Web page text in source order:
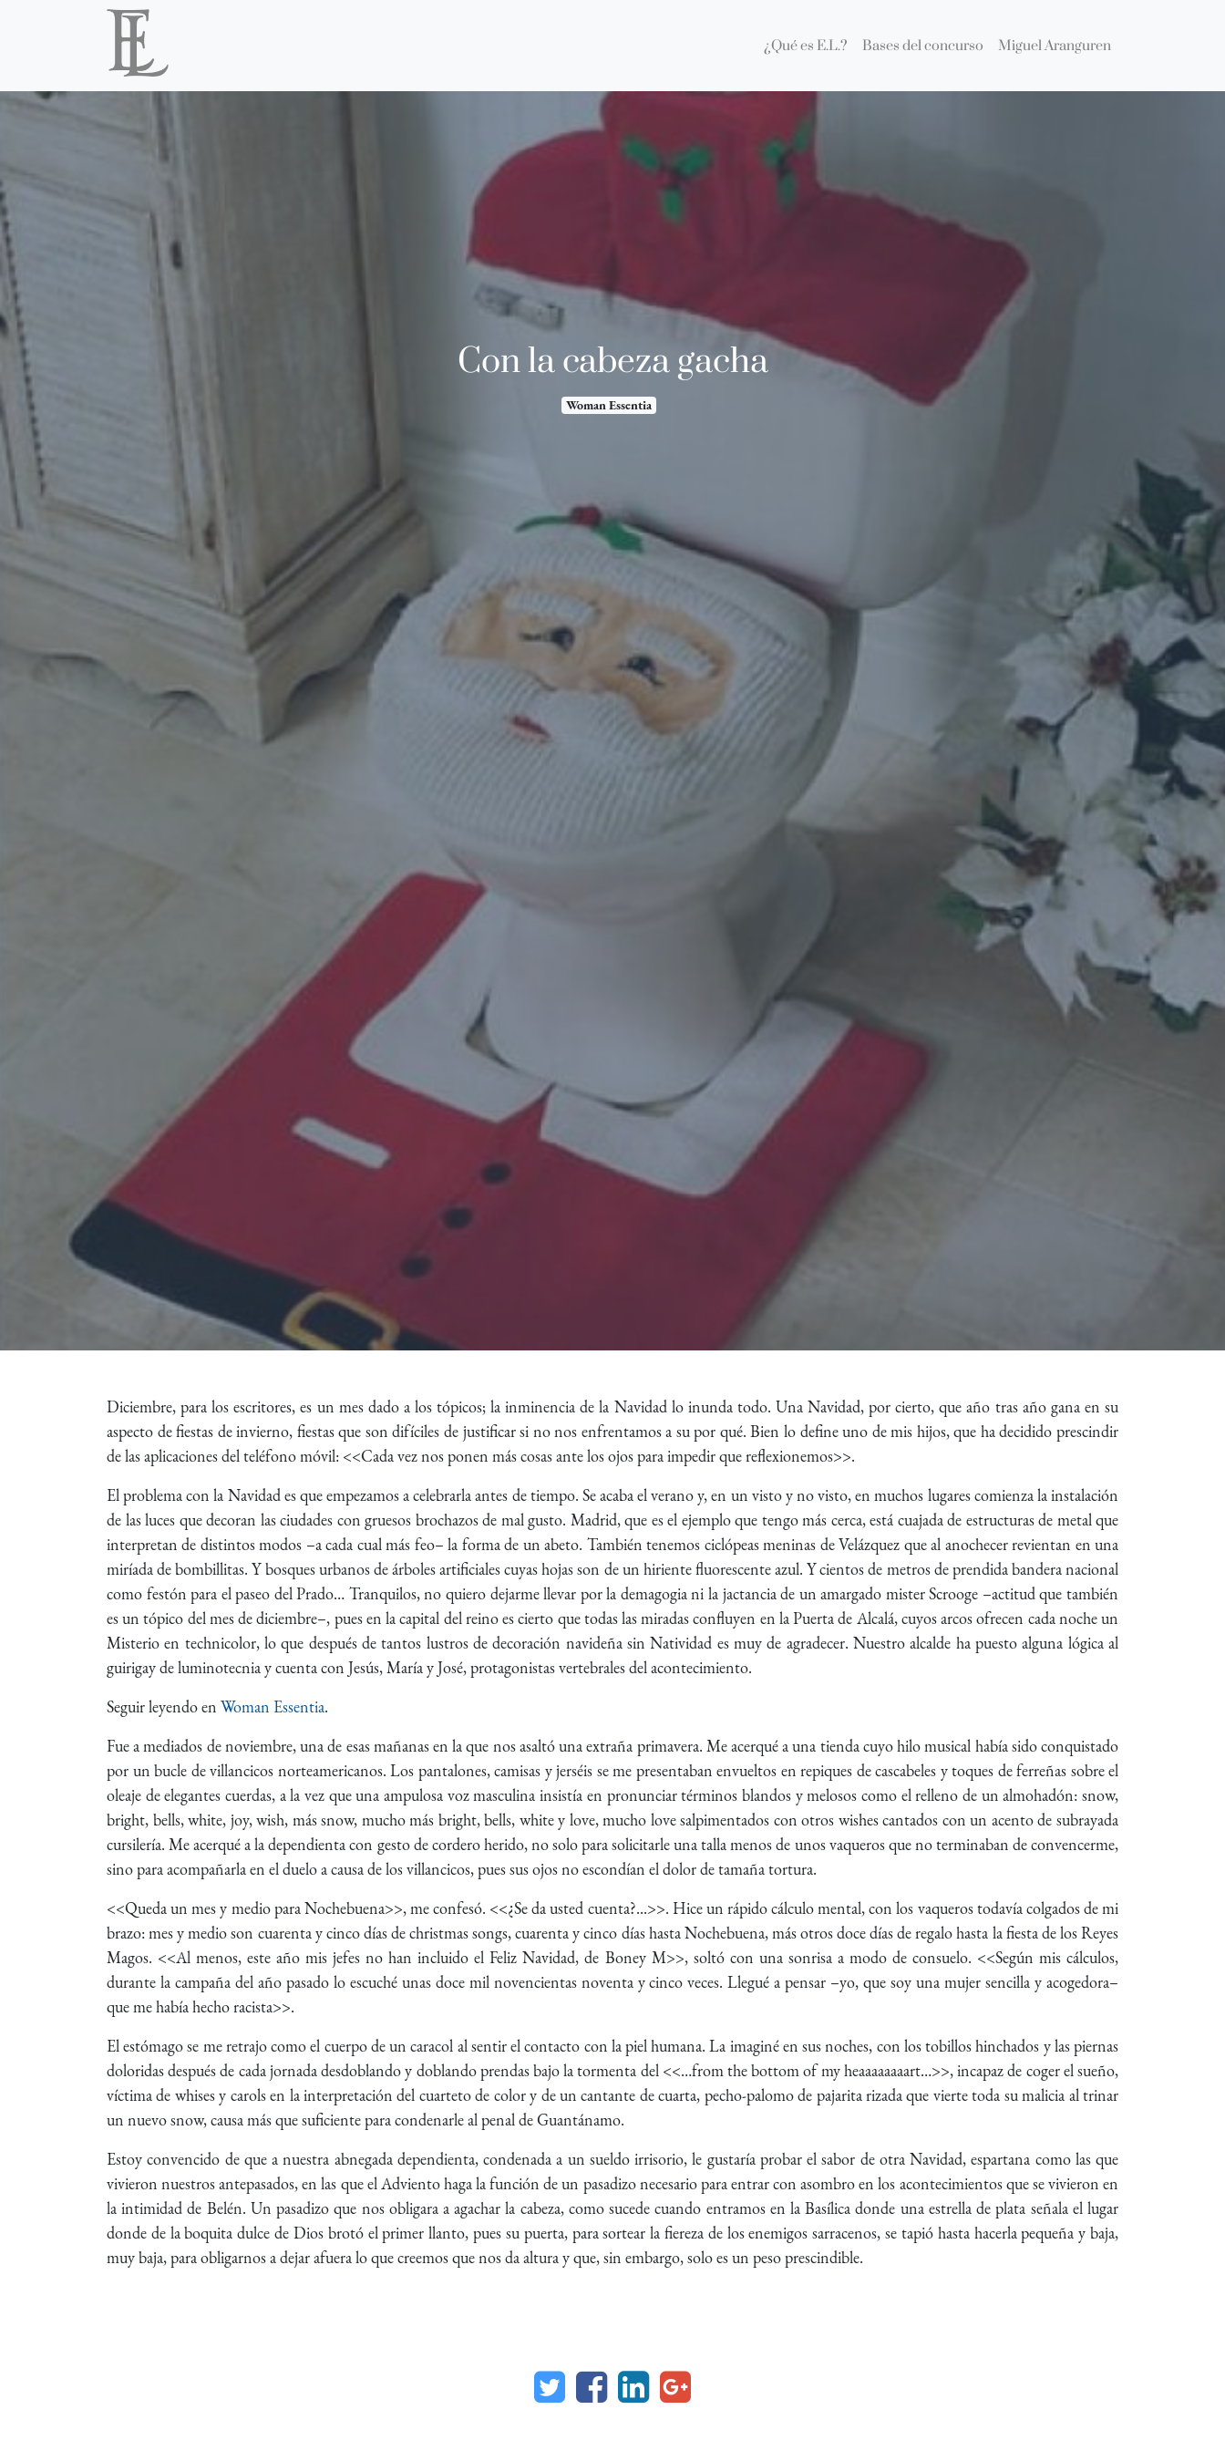
¿Qué es E.L.? Bases del concurso Miguel Aranguren
Con la cabeza gacha
Woman Essentia
Diciembre, para los escritores, es un mes dado a los tópicos; la inminencia de la Navidad lo inunda todo. Una Navidad, por cierto, que año tras año gana en su
aspecto de fiestas de invierno, fiestas que son difíciles de justificar si no nos enfrentamos a su por qué. Bien lo define uno de mis hijos, que ha decidido prescindir
de las aplicaciones del teléfono móvil: <<Cada vez nos ponen más cosas ante los ojos para impedir que reflexionemos>>.
El problema con la Navidad es que empezamos a celebrarla antes de tiempo. Se acaba el verano y, en un visto y no visto, en muchos lugares comienza la instalación
de las luces que decoran las ciudades con gruesos brochazos de mal gusto. Madrid, que es el ejemplo que tengo más cerca, está cuajada de estructuras de metal que
interpretan de distintos modos –a cada cual más feo– la forma de un abeto. También tenemos ciclópeas meninas de Velázquez que al anochecer revientan en una
miríada de bombillitas. Y bosques urbanos de árboles artificiales cuyas hojas son de un hiriente fluorescente azul. Y cientos de metros de prendida bandera nacional
como festón para el paseo del Prado… Tranquilos, no quiero dejarme llevar por la demagogia ni la jactancia de un amargado mister Scrooge –actitud que también
es un tópico del mes de diciembre–, pues en la capital del reino es cierto que todas las miradas confluyen en la Puerta de Alcalá, cuyos arcos ofrecen cada noche un
Misterio en technicolor, lo que después de tantos lustros de decoración navideña sin Natividad es muy de agradecer. Nuestro alcalde ha puesto alguna lógica al
guirigay de luminotecnia y cuenta con Jesús, María y José, protagonistas vertebrales del acontecimiento.
Seguir leyendo en Woman Essentia.
Fue a mediados de noviembre, una de esas mañanas en la que nos asaltó una extraña primavera. Me acerqué a una tienda cuyo hilo musical había sido conquistado
por un bucle de villancicos norteamericanos. Los pantalones, camisas y jerséis se me presentaban envueltos en repiques de cascabeles y toques de ferreñas sobre el
oleaje de elegantes cuerdas, a la vez que una ampulosa voz masculina insistía en pronunciar términos blandos y melosos como el relleno de un almohadón: snow,
bright, bells, white, joy, wish, más snow, mucho más bright, bells, white y love, mucho love salpimentados con otros wishes cantados con un acento de subrayada
cursilería. Me acerqué a la dependienta con gesto de cordero herido, no solo para solicitarle una talla menos de unos vaqueros que no terminaban de convencerme,
sino para acompañarla en el duelo a causa de los villancicos, pues sus ojos no escondían el dolor de tamaña tortura.
<<Queda un mes y medio para Nochebuena>>, me confesó. <<¿Se da usted cuenta?...>>. Hice un rápido cálculo mental, con los vaqueros todavía colgados de mi
brazo: mes y medio son cuarenta y cinco días de christmas songs, cuarenta y cinco días hasta Nochebuena, más otros doce días de regalo hasta la fiesta de los Reyes
Magos. <<Al menos, este año mis jefes no han incluido el Feliz Navidad, de Boney M>>, soltó con una sonrisa a modo de consuelo. <<Según mis cálculos,
durante la campaña del año pasado lo escuché unas doce mil novencientas noventa y cinco veces. Llegué a pensar –yo, que soy una mujer sencilla y acogedora–
que me había hecho racista>>.
El estómago se me retrajo como el cuerpo de un caracol al sentir el contacto con la piel humana. La imaginé en sus noches, con los tobillos hinchados y las piernas
doloridas después de cada jornada desdoblando y doblando prendas bajo la tormenta del <<…from the bottom of my heaaaaaaaart…>>, incapaz de coger el sueño,
víctima de whises y carols en la interpretación del cuarteto de color y de un cantante de cuarta, pecho-palomo de pajarita rizada que vierte toda su malicia al trinar
un nuevo snow, causa más que suficiente para condenarle al penal de Guantánamo.
Estoy convencido de que a nuestra abnegada dependienta, condenada a un sueldo irrisorio, le gustaría probar el sabor de otra Navidad, espartana como las que
vivieron nuestros antepasados, en las que el Adviento haga la función de un pasadizo necesario para entrar con asombro en los acontecimientos que se vivieron en
la intimidad de Belén. Un pasadizo que nos obligara a agachar la cabeza, como sucede cuando entramos en la Basílica donde una estrella de plata señala el lugar
donde de la boquita dulce de Dios brotó el primer llanto, pues su puerta, para sortear la fiereza de los enemigos sarracenos, se tapió hasta hacerla pequeña y baja,
muy baja, para obligarnos a dejar afuera lo que creemos que nos da altura y que, sin embargo, solo es un peso prescindible.